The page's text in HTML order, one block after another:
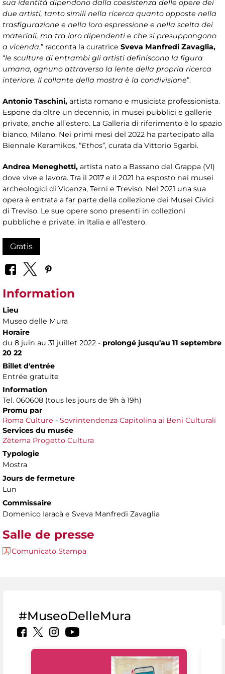
sua identità dipendono dalla coesistenza delle opere dei
due artisti, tanto simili nella ricerca quanto opposte nella
trasfigurazione e nella loro espressione e nella scelta dei
materiali, ma tra loro dipendenti e che si presuppongono
a vicenda,” racconta la curatrice Sveva Manfredi Zavaglia,
“le sculture di entrambi gli artisti definiscono la figura
umana, ognuno attraverso la lente della propria ricerca
interiore. Il collante della mostra è la condivisione”.
Antonio Taschini, artista romano e musicista professionista.
Espone da oltre un decennio, in musei pubblici e gallerie
private, anche all’estero. La Galleria di riferimento è lo spazio
bianco, Milano. Nei primi mesi del 2022 ha partecipato alla
Biennale Keramikos, “Ethos”, curata da Vittorio Sgarbi.
Andrea Meneghetti, artista nato a Bassano del Grappa (VI)
dove vive e lavora. Tra il 2017 e il 2021 ha esposto nei musei
archeologici di Vicenza, Terni e Treviso. Nel 2021 una sua
opera è entrata a far parte della collezione dei Musei Civici
di Treviso. Le sue opere sono presenti in collezioni
pubbliche e private, in Italia e all’estero.
Gratis
Information
Lieu
Museo delle Mura
Horaire
du 8 juin au 31 juillet 2022 - prolongé jusqu'au 11 septembre
20 22
Billet d'entrée
Entrée gratuite
Information
Tel. 060608 (tous les jours de 9h à 19h)
Promu par
Roma Culture - Sovrintendenza Capitolina ai Beni Culturali
Services du musée
Zètema Progetto Cultura
Typologie
Mostra
Jours de fermeture
Lun
Commissaire
Domenico Iaracà e Sveva Manfredi Zavaglia
Salle de presse
Comunicato Stampa
#MuseoDelleMura